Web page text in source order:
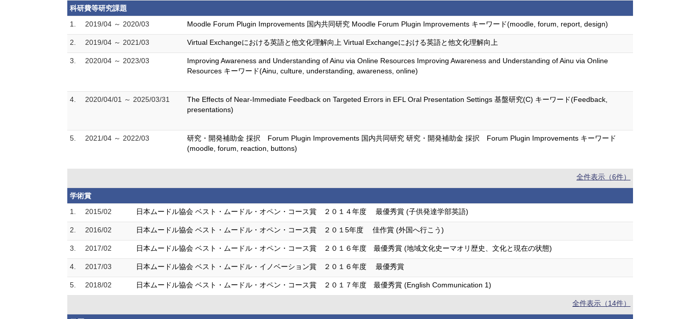
科研費等研究課題
1.
2019/04 ～ 2020/03 Moodle Forum Plugin Improvements 国内共同研究 Moodle Forum Plugin Improvements キーワード(moodle, forum, report, design)
2. 2019/04 ～ 2021/03 Virtual Exchangeにおける英語と他文化理解向上 Virtual Exchangeにおける英語と他文化理解向上
3. 2020/04 ～ 2023/03
Improving Awareness and Understanding of Ainu via Online Resources Improving Awareness and Understanding of Ainu via Online
Resources キーワード(Ainu, culture, understanding, awareness, online)
4. 2020/04/01 ～ 2025/03/31
The Effects of Near-Immediate Feedback on Targeted Errors in EFL Oral Presentation Settings 基盤研究(C) キーワード(Feedback,
presentations)
5. 2021/04 ～ 2022/03
研究・開発補助金 採択 Forum Plugin Improvements 国内共同研究 研究・開発補助金 採択 Forum Plugin Improvements キーワード
(moodle, forum, reaction, buttons)
全件表示（6件）
学術賞
1.
2015/02 日本ムードル協会 ベスト・ムードル・オペン・コース賞 ２０１４年度 最優秀賞 (子供発達学部英語)
2. 2016/02 日本ムードル協会 ベスト・ムードル・オペン・コース賞 ２０１5年度 佳作賞 (外国へ行こう)
3. 2017/02 日本ムードル協会 ベスト・ムードル・オペン・コース賞 ２０１６年度 最優秀賞 (地域文化史ーマオリ歴史、文化と現在の状態)
4. 2017/03 日本ムードル協会 ベスト・ムードル・イノベーション賞 ２０１６年度 最優秀賞
5. 2018/02 日本ムードル協会 ベスト・ムードル・オペン・コース賞 ２０１７年度 最優秀賞 (English Communication 1)
全件表示（14件）